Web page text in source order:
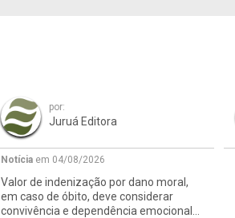
por:
Juruá Editora
Notícia em 04/08/2026
Valor de indenização por dano moral,
em caso de óbito, deve considerar
convivência e dependência emocional